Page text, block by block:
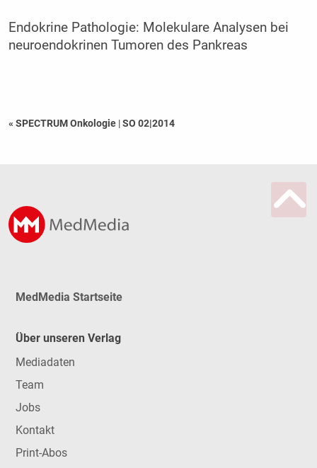
Endokrine Pathologie: Molekulare Analysen bei
neuroendokrinen Tumoren des Pankreas
« SPECTRUM Onkologie |SO 02|2014
MedMedia Startseite
Über unseren Verlag
Mediadaten
Team
Jobs
Kontakt
Print-Abos